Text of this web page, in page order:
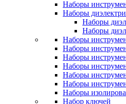
Наборы
Наборы
Наборы
Наборы
Наборы
Наборы
Наборы
Наборы
Наборы
Наборы
Наборы
Набор ключей